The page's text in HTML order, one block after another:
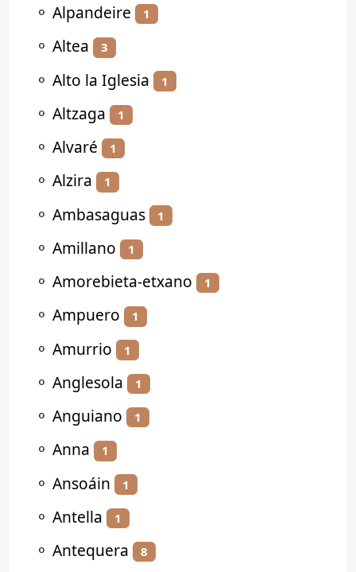
⚬ Alpandeire 1
⚬ Altea 3
⚬ Alto la Iglesia 1
⚬ Altzaga 1
⚬ Alvaré 1
⚬ Alzira 1
⚬ Ambasaguas 1
⚬ Amillano 1
⚬ Amorebieta-etxano 1
⚬ Ampuero 1
⚬ Amurrio 1
⚬ Anglesola 1
⚬ Anguiano 1
⚬ Anna 1
⚬ Ansoáin 1
⚬ Antella 1
⚬ Antequera 8